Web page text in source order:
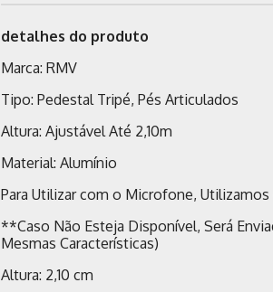
detalhes do produto
Marca: RMV
Tipo: Pedestal Tripé, Pés Articulados
Altura: Ajustável Até 2,10m
Material: Alumínio
Para Utilizar com o Microfone,
**Caso Não Esteja Disponível, Será
Mesmas Características)
Altura: 2,10 cm